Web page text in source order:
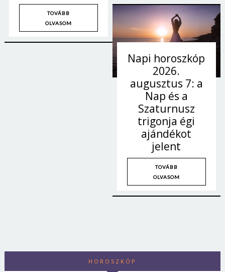
TOVÁBB
OLVASOM
Napi horoszkóp
2026.
augusztus 7: a
Nap és a
Szaturnusz
trigonja égi
ajándékot
jelent
TOVÁBB
OLVASOM
HOROSZKÓP